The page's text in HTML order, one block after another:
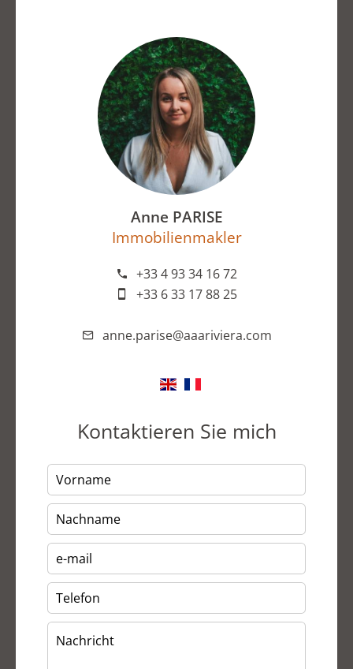
Anne PARISE
Immobilienmakler
+33 4 93 34 16 72
+33 6 33 17 88 25
anne.parise@aaariviera.com
Kontaktieren Sie mich